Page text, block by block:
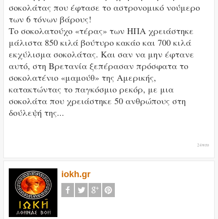
σοκολάτας που έφτασε το αστρονομικό νούμερο
των 6 τόνων βάρους!
Το σοκολατούχο «τέρας» των ΗΠΑ χρειάστηκε
μάλιστα 850 κιλά βούτυρο κακάο και 700 κιλά
εκχύλισμα σοκολάτας. Και σαν να μην έφτανε
αυτό, στη Βρετανία ξεπέρασαν πρόσφατα το
σοκολατένιο «μαμούθ» της Αμερικής,
κατακτώντας το παγκόσμιο ρεκόρ, με μια
σοκολάτα που χρειάστηκε 50 ανθρώπους στη
δούλεψή της...
24wro
iokh.gr